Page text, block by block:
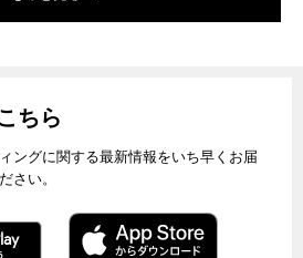
ちら
ングに関する最新情報をいち早くお届
さい。